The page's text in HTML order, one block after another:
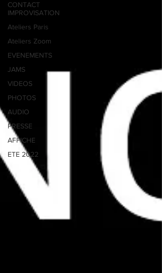
CONTACT
IMPROVISATION
Ateliers Paris
Ateliers Zoom
EVENEMENTS
JAMS
VIDEOS
PHOTOS
AUDIO
PRESSE
AFFICHE
ETE 2022